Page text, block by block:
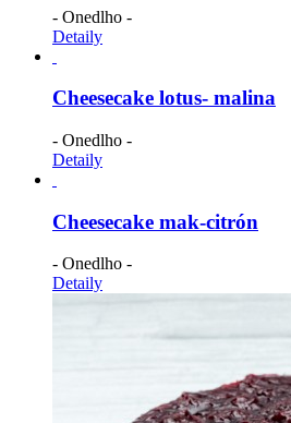
- Onedlho -
Detaily
Cheesecake lotus- malina
- Onedlho -
Detaily
Cheesecake mak-citrón
- Onedlho -
Detaily